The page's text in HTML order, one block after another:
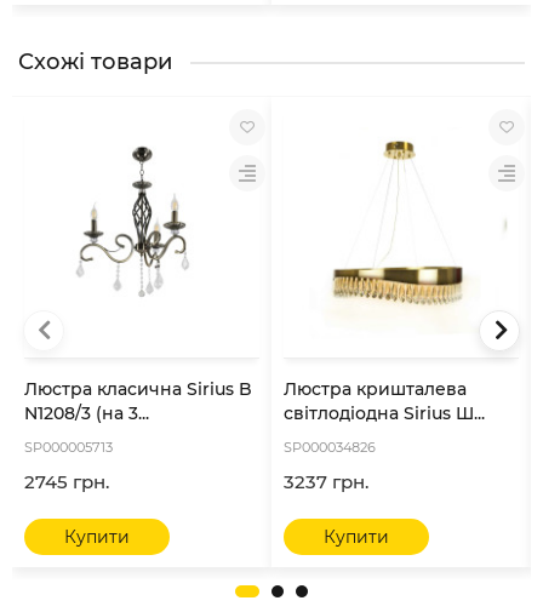
Схожі товари
Люстра класична Sirius B
N1208/3 (на 3...
SP000005713
2745 грн.
Купити
Люстра кришталева
світлодіодна Sirius Ш...
SP000034826
3237 грн.
Купити